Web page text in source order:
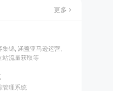
更多
集锦, 涵盖亚马逊运营,
站流量获取等
管理系统